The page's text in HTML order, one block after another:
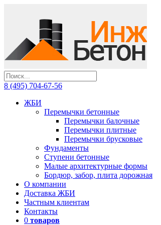
8 (495) 704-67-56
ЖБИ
Перемычки бетонные
Перемычки балочные
Перемычки плитные
Перемычки брусковые
Фундаменты
Ступени бетонные
Малые архитектурные формы
Бордюр, забор, плита дорожная
О компании
Доставка ЖБИ
Частным клиентам
Контакты
0 товаров